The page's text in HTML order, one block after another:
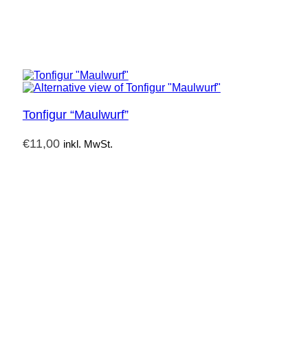
Tonfigur “Maulwurf”
€11,00 inkl. MwSt.